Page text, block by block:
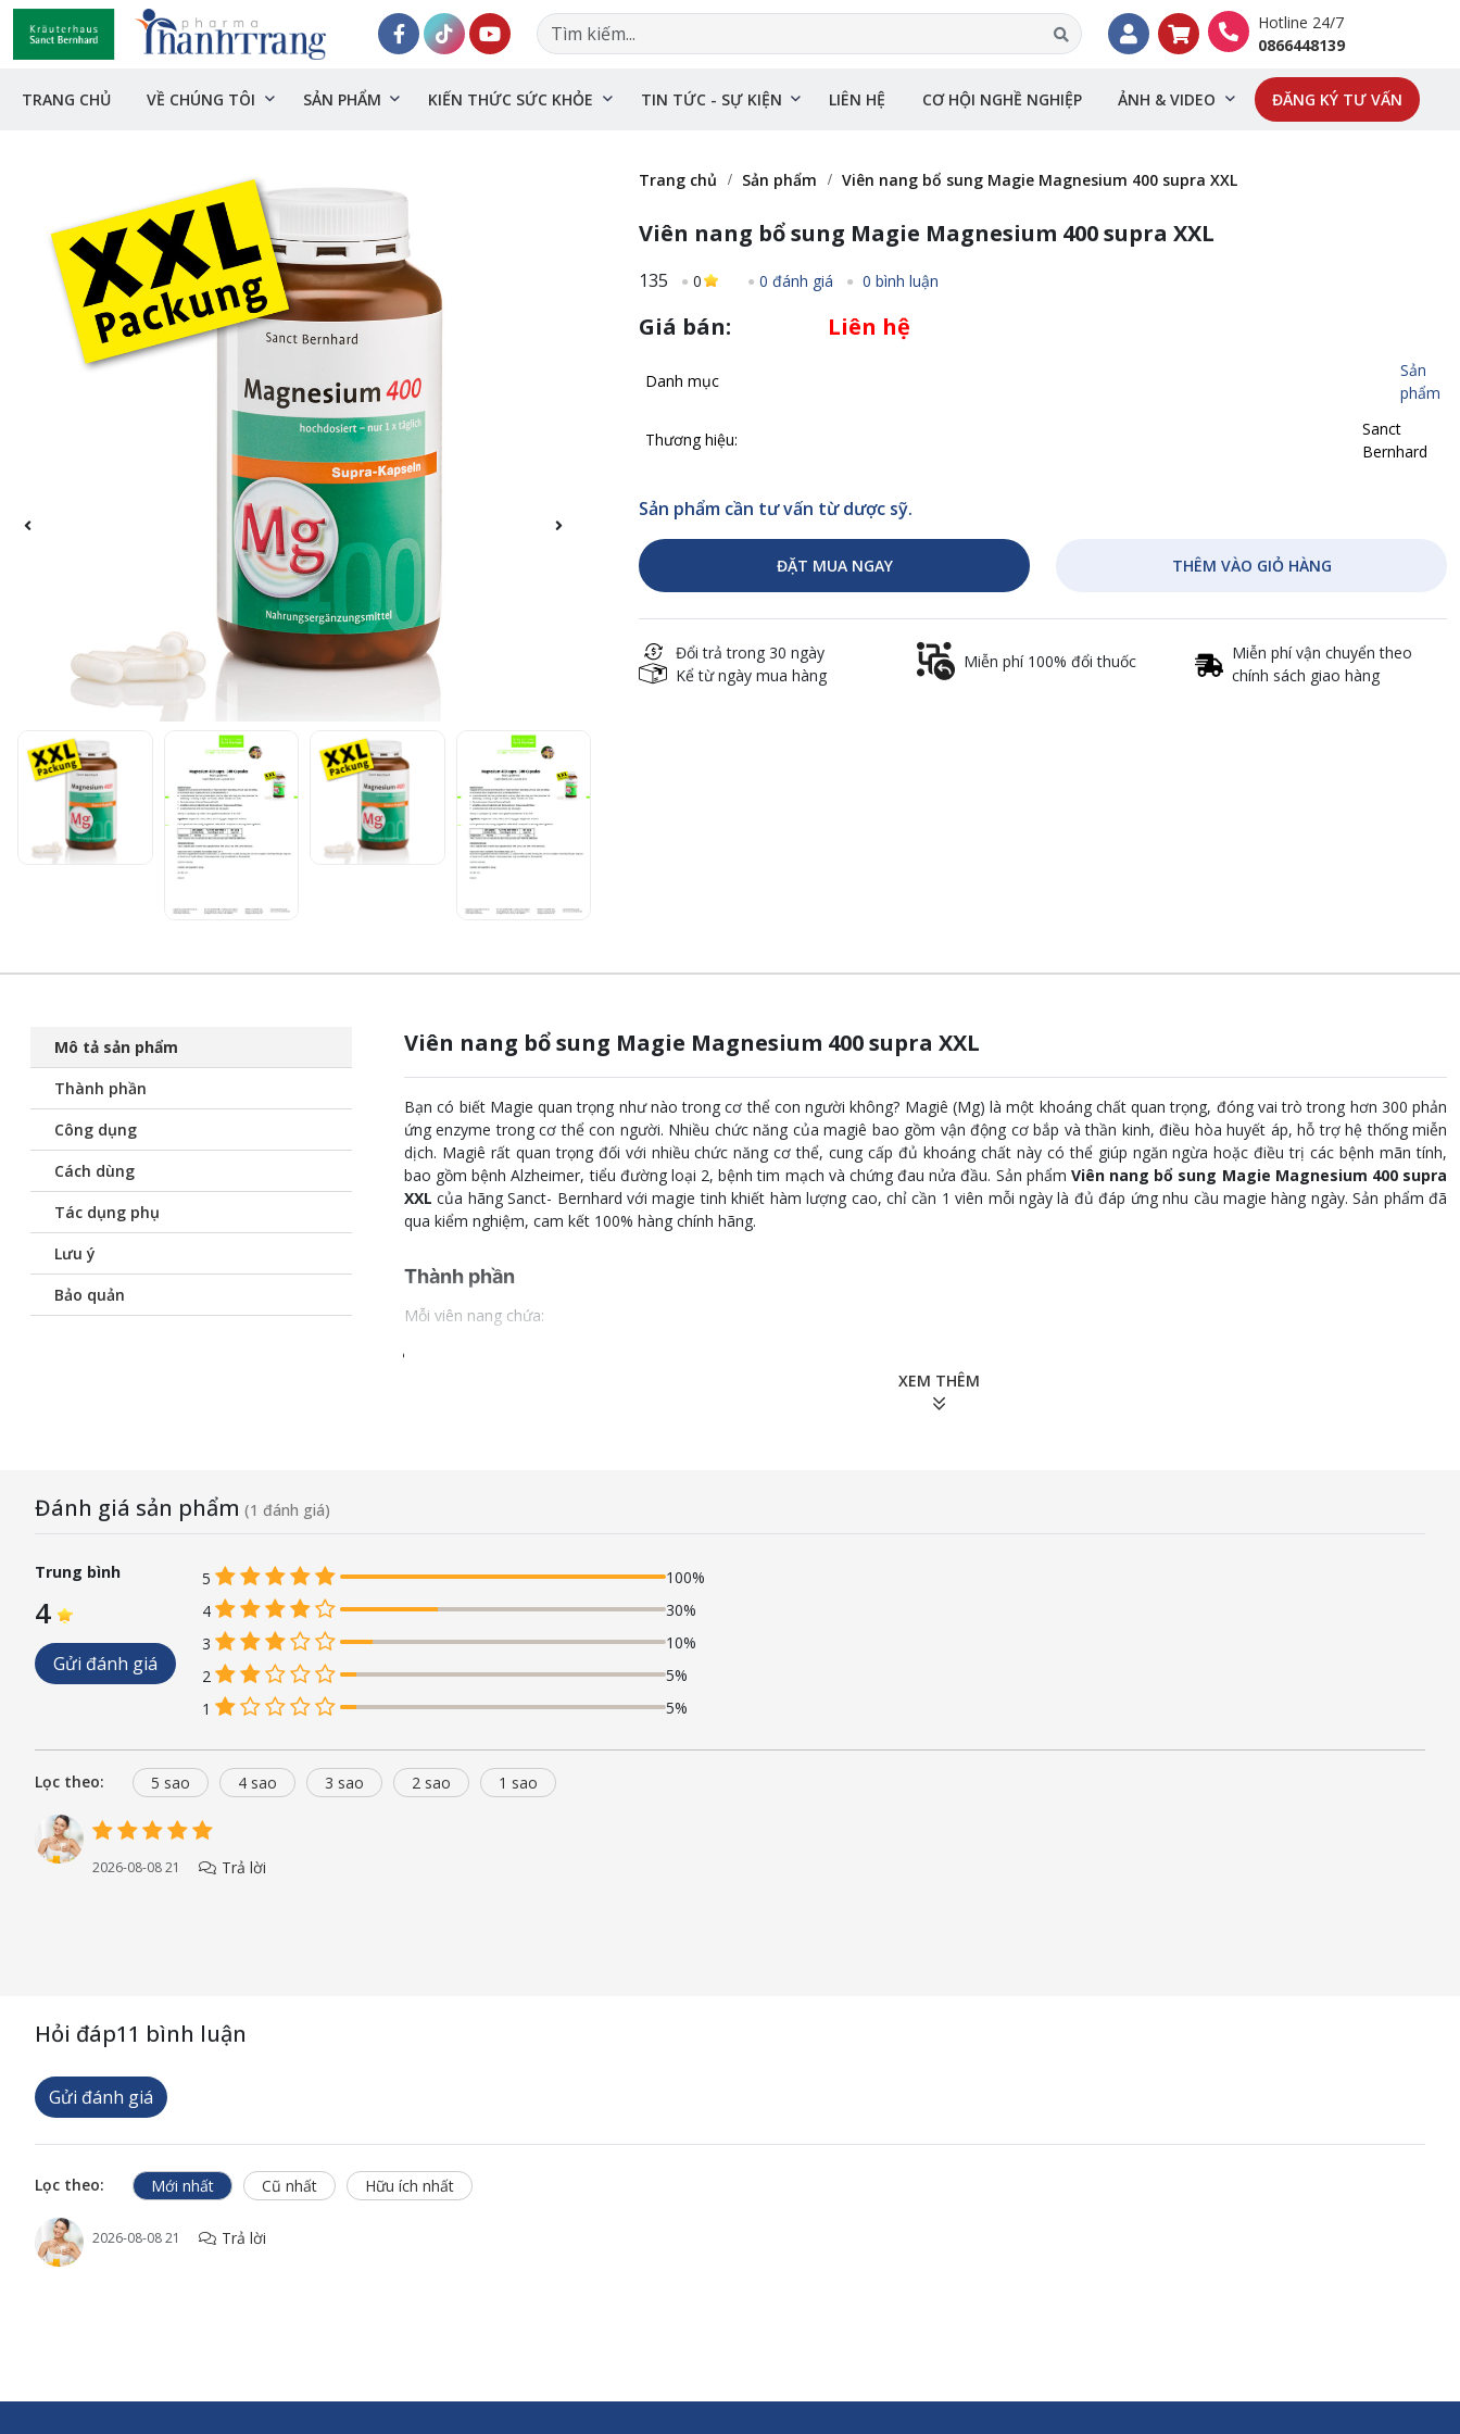
Hotline 24/7
0866448139
TRANG CHỦ VỀ CHÚNG TÔI SẢN PHẨM KIẾN THỨC SỨC KHỎE TIN TỨC - SỰ KIỆN LIÊN HỆ CƠ HỘI NGHỀ NGHIỆP ẢNH & VIDEO ĐĂNG KÝ TƯ VẤN
Trang chủ Sản phẩm Viên nang bổ sung Magie Magnesium 400 supra XXL
Viên nang bổ sung Magie Magnesium 400 supra XXL
135 0 0 đánh giá 0 bình luận
Giá bán: Liên hệ
Danh mục
Sản
phẩm
Thương hiệu:
Sanct
Bernhard
Sản phẩm cần tư vấn từ dược sỹ.
ĐẶT MUA NGAY THÊM VÀO GIỎ HÀNG
Đổi trả trong 30 ngày
Kể từ ngày mua hàng
Miễn phí 100% đổi thuốc
Miễn phí vận chuyển theo
chính sách giao hàng
Mô tả sản phẩm
Thành phần
Công dụng
Cách dùng
Tác dụng phụ
Lưu ý
Bảo quản
Viên nang bổ sung Magie Magnesium 400 supra XXL
Bạn có biết Magie quan trọng như nào trong cơ thể con người không? Magiê (Mg) là một khoáng chất quan trọng, đóng vai trò trong hơn 300 phản
ứng enzyme trong cơ thể con người. Nhiều chức năng của magiê bao gồm vận động cơ bắp và thần kinh, điều hòa huyết áp, hỗ trợ hệ thống miễn
dịch. Magiê rất quan trọng đối với nhiều chức năng cơ thể, cung cấp đủ khoáng chất này có thể giúp ngăn ngừa hoặc điều trị các bệnh mãn tính,
bao gồm bệnh Alzheimer, tiểu đường loại 2, bệnh tim mạch và chứng đau nửa đầu. Sản phẩm Viên nang bổ sung Magie Magnesium 400 supra
XXL của hãng Sanct- Bernhard với magie tinh khiết hàm lượng cao, chỉ cần 1 viên mỗi ngày là đủ đáp ứng nhu cầu magie hàng ngày. Sản phẩm đã
qua kiểm nghiệm, cam kết 100% hàng chính hãng.
Thành phần
Mỗi viên nang chứa:
Sản phẩm Viên nang bổ sung Magie Magnesium 400 Supra XXL của hãng Sanct- Bernhard bổ sung magie tinh khiết hàm lượng cao đem lại một số
Lo âu: magiê có thể đóng vai trò trong kiểm soát tâm trạng, bao gồm trầm cảm và lo âu.
XEM THÊM
Đánh giá sản phẩm (1 đánh giá)
Trung bình
4
Gửi đánh giá
5
100%
4
30%
3
10%
2
5%
1
5%
Lọc theo: 5 sao 4 sao 3 sao 2 sao 1 sao
2026-08-08 21 Trả lời
Hỏi đáp11 bình luận
Gửi đánh giá
Lọc theo: Mới nhất Cũ nhất Hữu ích nhất
2026-08-08 21 Trả lời